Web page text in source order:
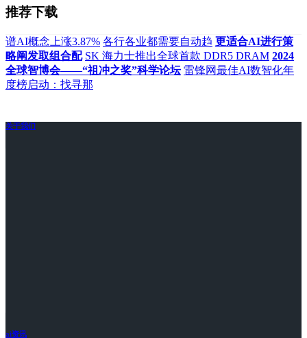
推荐下载
谱AI概念上涨3.87% 各行各业都需要自动趋 更适合AI进行策
略阐发取组合配 SK 海力士推出全球首款 DDR5 DRAM 2024
全球智博会——“祖冲之奖”科学论坛 雷锋网最佳AI数智化年
度榜启动：找寻那
关于我们
ai资讯